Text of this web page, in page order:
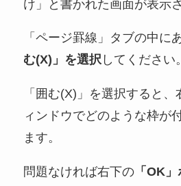
け」と書かれた画面が表示
「ページ罫線」タブの中に
む(X)」を選択してください。
「囲む(X)」を選択すると
ィンドウでどのような枠が
ます。
問題なければ右下の「OK」